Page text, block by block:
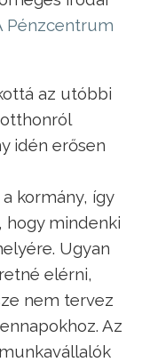
Pénzcentrum
az utóbbi
idén erősen
kormány, így
hogy mindenki
Ugyan
elérni,
nem tervez
Az